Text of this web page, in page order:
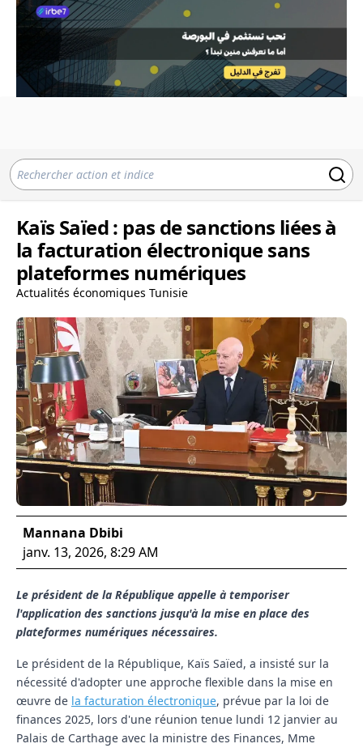
Kaïs Saïed : pas de sanctions liées à
la facturation électronique sans
plateformes numériques
Actualités économiques Tunisie
Mannana Dbibi
janv. 13, 2026, 8:29 AM
Le président de la République appelle à temporiser
l'application des sanctions jusqu'à la mise en place des
plateformes numériques nécessaires.
Le président de la République, Kaïs Saïed, a insisté sur la
nécessité d'adopter une approche flexible dans la mise en
œuvre de la facturation électronique, prévue par la loi de
finances 2025, lors d'une réunion tenue lundi 12 janvier au
Palais de Carthage avec la ministre des Finances, Mme